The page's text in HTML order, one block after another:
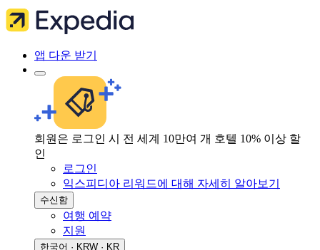
앱 다운 받기
회원은 로그인 시 전 세계 10만여 개 호텔 10% 이상 할
인
로그인
익스피디아 리워드에 대해 자세히 알아보기
수신함
여행 예약
지원
한국어 · KRW · KR